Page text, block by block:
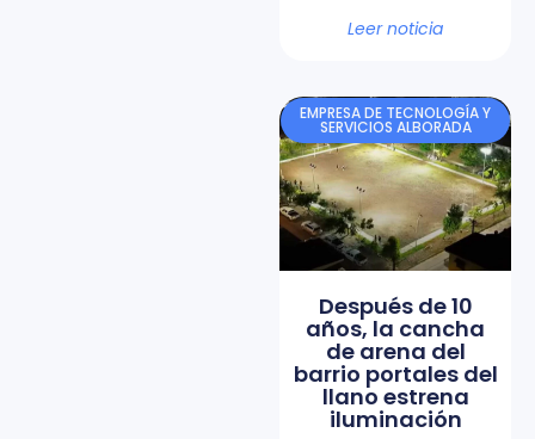
Leer noticia
EMPRESA DE TECNOLOGÍA Y
SERVICIOS ALBORADA
Después de 10
años, la cancha
de arena del
barrio portales del
llano estrena
iluminación